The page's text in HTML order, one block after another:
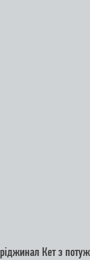
Кет з